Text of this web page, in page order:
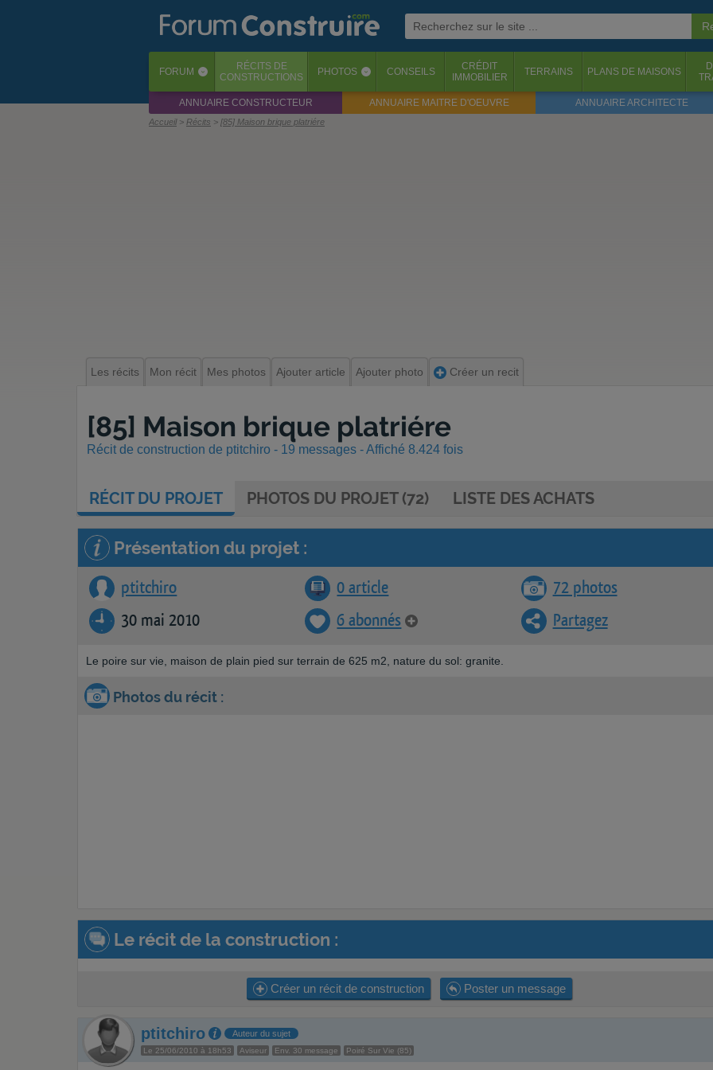
FORUM ‹ RÉCITS DE
CONSTRUCTIONS
PHOTOS ‹ CONSEILS
CRÉDIT
IMMOBILIER
TERRAINS PLANS DE MAISONS
ANNUAIRE CONSTRUCTEUR ANNUAIRE MAITRE D'OEUVRE ANNUAIRE ARCHITECTE
Accueil Récits [85] Maison brique platriére
Les récits Mon récit Mes photos Ajouter article Ajouter photo Créer un recit
[85] Maison brique platriére
Récit de construction de ptitchiro - 19 messages - Affiché 8.424 fois
RÉCITDU PROJET PHOTOS DU PROJET (72) LISTE DES ACHATS
Présentation du projet :
ptitchiro 0 article
72 photos
30 mai 2010
6 abonnés Partagez
Le poire sur vie, maison de plain pied sur terrain de 625 m2, nature du sol: granite.
Photos du récit :
Le récit de la construction :
Créer un récit de construction Poster un message
ptitchiro Auteur du sujet
Le 25/06/2010 à 18h53 Aviseur Env. 30 message Poiré Sur Vie (85)